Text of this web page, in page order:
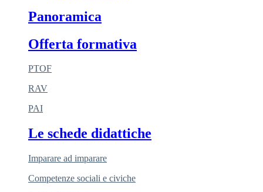
Panoramica
Offerta formativa
PTOF
RAV
PAI
Le schede didattiche
Imparare ad imparare
Competenze sociali e civiche